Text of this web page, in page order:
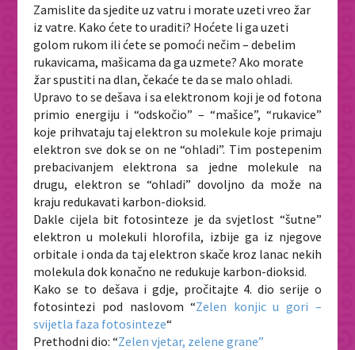
Zamislite da sjedite uz vatru i morate uzeti vreo žar
iz vatre. Kako ćete to uraditi? Hoćete li ga uzeti
golom rukom ili ćete se pomoći nečim – debelim
rukavicama, mašicama da ga uzmete? Ako morate
žar spustiti na dlan, čekaće te da se malo ohladi.
Upravo to se dešava i sa elektronom koji je od fotona
primio energiju i “odskočio” – “mašice”, “rukavice”
koje prihvataju taj elektron su molekule koje primaju
elektron sve dok se on ne “ohladi”. Tim postepenim
prebacivanjem elektrona sa jedne molekule na
drugu, elektron se “ohladi” dovoljno da može na
kraju redukavati karbon-dioksid.
Dakle cijela bit fotosinteze je da svjetlost “šutne”
elektron u molekuli hlorofila, izbije ga iz njegove
orbitale i onda da taj elektron skače kroz lanac nekih
molekula dok konačno ne redukuje karbon-dioksid.
Kako se to dešava i gdje, pročitajte 4. dio serije o
fotosintezi pod naslovom “Zelen konjic u gori –
svijetla faza fotosinteze“
Prethodni dio:“Zelen vjetar, zelene grane”